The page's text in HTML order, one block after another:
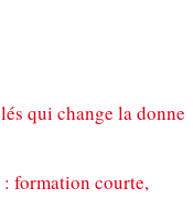
qui change la donne
formation courte,